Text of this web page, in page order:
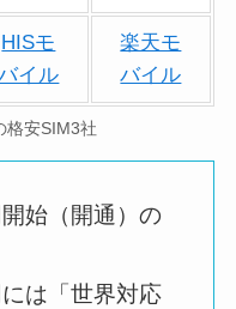
HISモ
イル
楽天モ
バイル
格安SIM3社
始（開通）の
は「世界対応